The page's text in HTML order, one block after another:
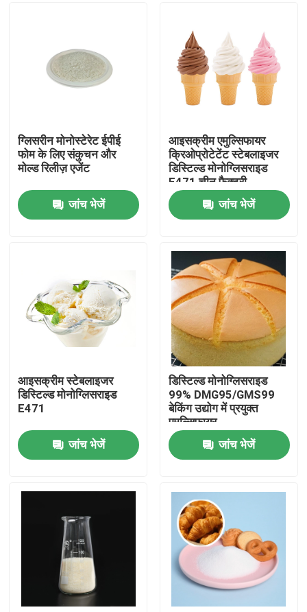
घर
वीडियो
हमारे बारे में
कारखाना भ्रमण
संपर्क करें
एक उद्धरण का अनुरोध करें
ग्लिसरीन मोनोस्टेरेट ईपीई
फोम के लिए संकुचन और
मोल्ड रिलीज़ एजेंट
जांच भेजें
आइसक्रीम एमुल्सिफायर
क्रिओप्रोटेटेंट स्टेबलाइजर
डिस्टिल्ड मोनोग्लिसराइड
E471 चीन फैक्टरी
जांच भेजें
आइसक्रीम स्टेबलाइजर
डिस्टिल्ड मोनोग्लिसराइड
E471
जांच भेजें
डिस्टिल्ड मोनोग्लिसराइड
99% DMG95/GMS99
बेकिंग उद्योग में प्रयुक्त
एमुल्सिफायर
जांच भेजें